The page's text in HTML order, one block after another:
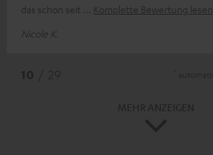
das schon seit
Komplette Bewertung lesen
Nicole K.